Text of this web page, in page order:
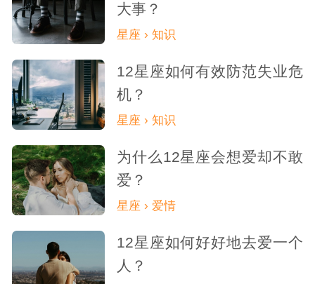
大事？
星座 › 知识
12星座如何有效防范失业危
机？
星座 › 知识
为什么12星座会想爱却不敢
爱？
星座 › 爱情
12星座如何好好地去爱一个
人？